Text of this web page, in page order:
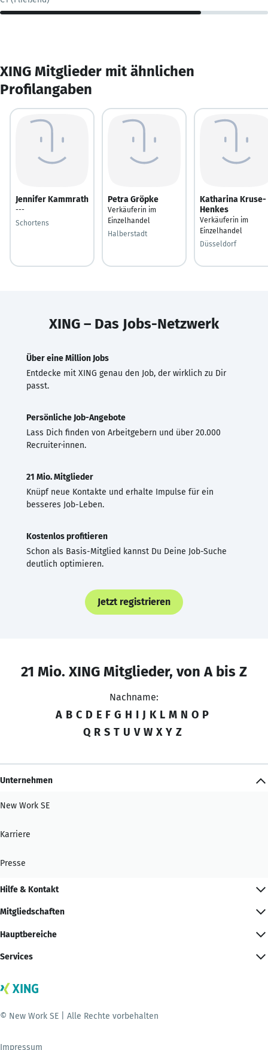
XING Mitglieder mit ähnlichen
Profilangaben
Jennifer Kammrath
---
Schortens
Petra Gröpke
Verkäuferin im
Einzelhandel
Halberstadt
Katharina Kruse-
Henkes
Verkäuferin im
Einzelhandel
Düsseldorf
XING – Das Jobs-Netzwerk
Über eine Million Jobs
Entdecke mit XING genau den Job, der wirklich zu Dir
passt.
Persönliche Job-Angebote
Lass Dich finden von Arbeitgebern und über 20.000
Recruiter·innen.
21 Mio. Mitglieder
Knüpf neue Kontakte und erhalte Impulse für ein
besseres Job-Leben.
Kostenlos profitieren
Schon als Basis-Mitglied kannst Du Deine Job-Suche
deutlich optimieren.
Jetzt registrieren
21 Mio. XING Mitglieder, von A bis Z
Nachname:
A B C D E F G H I J K L M N O P
Q R S T U V W X Y Z
Unternehmen
New Work SE
Karriere
Presse
Hilfe & Kontakt
Mitgliedschaften
Hauptbereiche
Services
© New Work SE | Alle Rechte vorbehalten
Impressum